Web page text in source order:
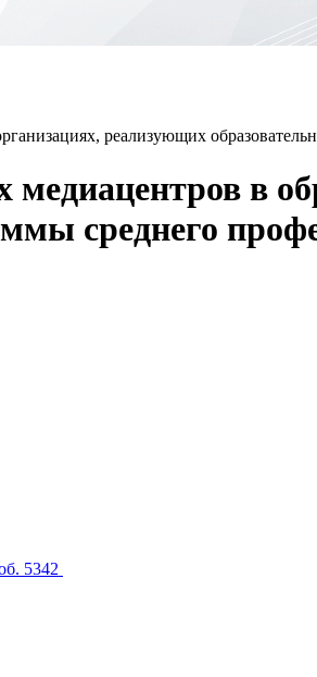
реализующих
в
среднего
5342